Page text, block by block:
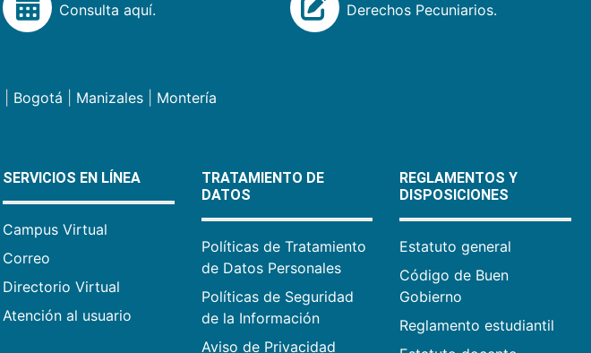
Consulta aquí.
Derechos Pecuniarios.
Bogotá Manizales| Montería
SERVICIOS EN LÍNEA
Campus Virtual
Correo
Directorio Virtual
Atención al usuario
TRATAMIENTO DE
DATOS
Políticas de Tratamiento
de Datos Personales
Políticas de Seguridad
de la Información
Aviso de Privacidad
REGLAMENTOS Y
DISPOSICIONES
Estatuto general
Código de Buen
Gobierno
Reglamento estudiantil